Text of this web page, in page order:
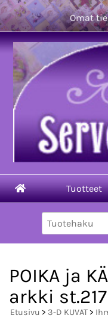
Omat
Tuotteet
POIKA ja
arkki st.217
Etusivu > 3-D KUVAT>